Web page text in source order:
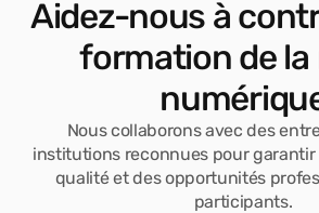
Aidez-nous à
formation de la
Nous collaborons avec des
institutions reconnues pour
qualité et des opportunités
participants.